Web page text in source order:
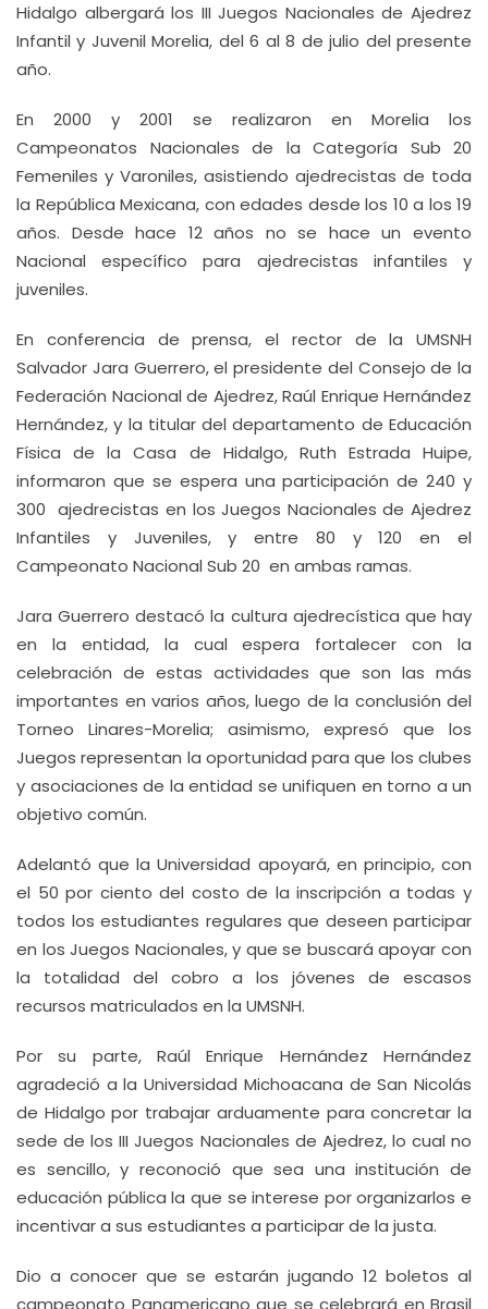
Hidalgo albergará los III Juegos Nacionales de Ajedrez
Infantil y Juvenil Morelia, del 6 al 8 de julio del presente
año.
En 2000 y 2001 se realizaron en Morelia los
Campeonatos Nacionales de la Categoría Sub 20
Femeniles y Varoniles, asistiendo ajedrecistas de toda
la República Mexicana, con edades desde los 10 a los 19
años. Desde hace 12 años no se hace un evento
Nacional específico para ajedrecistas infantiles y
juveniles.
En conferencia de prensa, el rector de la UMSNH
Salvador Jara Guerrero, el presidente del Consejo de la
Federación Nacional de Ajedrez, Raúl Enrique Hernández
Hernández, y la titular del departamento de Educación
Física de la Casa de Hidalgo, Ruth Estrada Huipe,
informaron que se espera una participación de 240 y
300 ajedrecistas en los Juegos Nacionales de Ajedrez
Infantiles y Juveniles, y entre 80 y 120 en el
Campeonato Nacional Sub 20 en ambas ramas.
Jara Guerrero destacó la cultura ajedrecística que hay
en la entidad, la cual espera fortalecer con la
celebración de estas actividades que son las más
importantes en varios años, luego de la conclusión del
Torneo Linares-Morelia; asimismo, expresó que los
Juegos representan la oportunidad para que los clubes
y asociaciones de la entidad se unifiquen en torno a un
objetivo común.
Adelantó que la Universidad apoyará, en principio, con
el 50 por ciento del costo de la inscripción a todas y
todos los estudiantes regulares que deseen participar
en los Juegos Nacionales, y que se buscará apoyar con
la totalidad del cobro a los jóvenes de escasos
recursos matriculados en la UMSNH.
Por su parte, Raúl Enrique Hernández Hernández
agradeció a la Universidad Michoacana de San Nicolás
de Hidalgo por trabajar arduamente para concretar la
sede de los III Juegos Nacionales de Ajedrez, lo cual no
es sencillo, y reconoció que sea una institución de
educación pública la que se interese por organizarlos e
incentivar a sus estudiantes a participar de la justa.
Dio a conocer que se estarán jugando 12 boletos al
campeonato Panamericano que se celebrará en Brasil